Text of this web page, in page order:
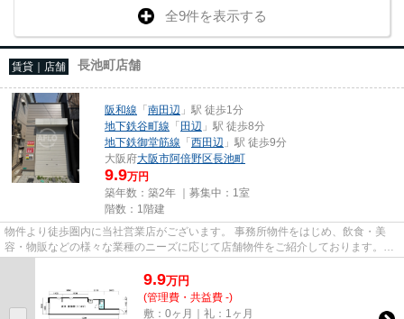
全9件を表示する
賃貸｜店舗 長池町店舗
阪和線 「南田辺 」駅 徒歩1分
地下鉄谷町線 「田辺 」駅 徒歩8分
地下鉄御堂筋線 「西田辺 」駅 徒歩9分
大阪府大阪市阿倍野区長池町
9.9万円
築年数：築2年 ｜募集中： 1室
階数：1階建
物件より徒歩圏内に当社営業店がございます。 事務所物件をはじめ、飲食・美
容・物販などの様々な業種のニーズに応じて店舗物件をご紹介しております。
尚、弊社ではおとり広告は一切...
9.9万円
(管理費・共益費 -)
敷：0ヶ月｜礼：1ヶ月